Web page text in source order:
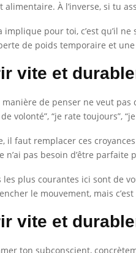
alimentaire. À l’inverse, si tu
implique pour toi, c’est qu’il
de poids temporaire et
vite et
manière de penser ne veut
de volonté”, “je rate toujours”,
il faut remplacer ces
n’ai pas besoin d’être
les plus courantes ici sont de
le mouvement, mais
vite et
ton subconscient,